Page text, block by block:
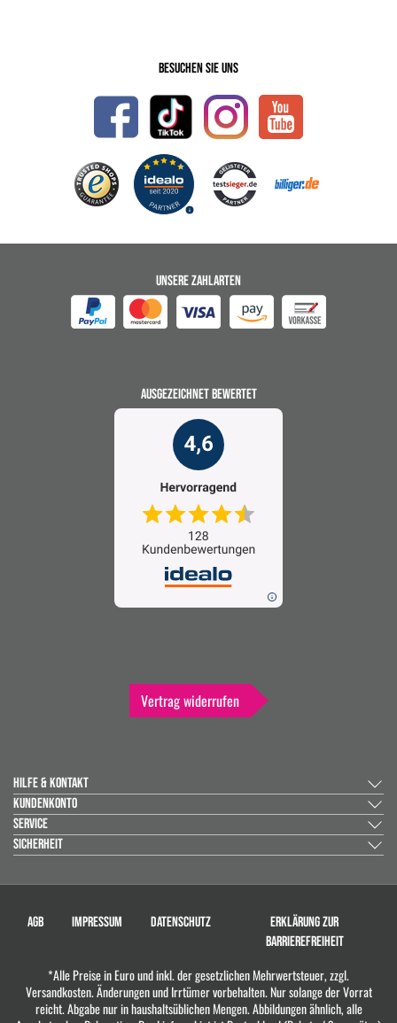
Besuchen Sie uns
UNSERE ZAHLARTEN
AUSGEZEICHNET BEWERTET
Vertrag widerrufen
HILFE & KONTAKT
KUNDENKONTO
SERVICE
SICHERHEIT
AGB IMPRESSUM DATENSCHUTZ
ERKLÄRUNG ZUR
BARRIEREFREIHEIT
*Alle Preise in Euro und inkl. der gesetzlichen Mehrwertsteuer, zzgl.
Versandkosten. Änderungen und Irrtümer vorbehalten. Nur solange der Vorrat
reicht. Abgabe nur in haushaltsüblichen Mengen. Abbildungen ähnlich, alle